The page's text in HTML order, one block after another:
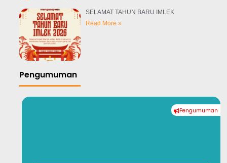
SELAMAT TAHUN BARU IMLEK
Read More »
Pengumuman
Pengumuman